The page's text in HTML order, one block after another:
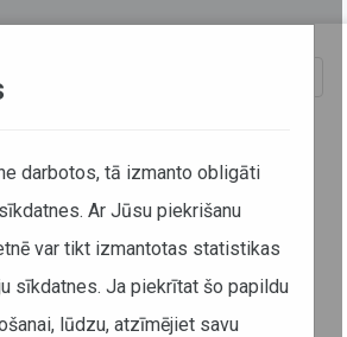
pārvadājumi
kabotāžai
darbotos, tā izmanto obligāti
Ar Jūsu piekrišanu
var tikt izmantotas statistikas
sīkdatnes. Ja piekrītat šo papildu
lūdzu, atzīmējiet savu